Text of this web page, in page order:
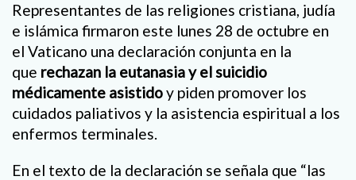
Representantes de las religiones cristiana, judía
e islámica firmaron este lunes 28 de octubre en
el Vaticano una declaración conjunta en la
que rechazan la eutanasia y el suicidio
médicamente asistidoy piden promover los
cuidados paliativos y la asistencia espiritual a los
enfermos terminales.
En el texto de la declaración se señala que “las